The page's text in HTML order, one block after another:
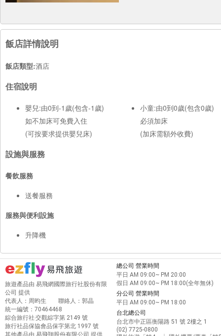
飯店詳情說明
飯店類型:酒店
住宿說明
嬰兒:由0到-1歲(包含-1歲)
如不加床可免費入住
(可按要求提供嬰兒床)
小童:由0到0歲(包含0歲)
必須加床
(加床需額外收費)
設施與服務
餐飲服務
送餐服務
服務與便利設施
升降機